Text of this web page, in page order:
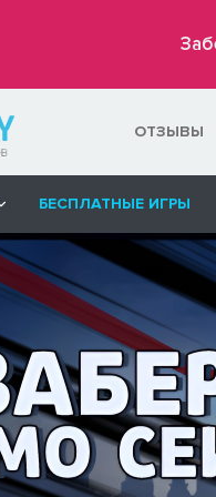
ОТЗЫВЫ
БЕСПЛАТНЫЕ ИГРЫ